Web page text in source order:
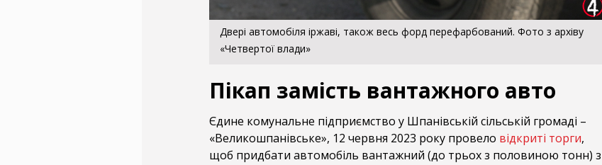
Двері автомобіля іржаві, також весь форд перефарбований. Фото з архіву
«Четвертої влади»
Пікап замість вантажного авто
Єдине комунальне підприємство у Шпанівській сільській громаді –
«Великошпанівське», 12 червня 2023 року провело відкриті торги,
щоб придбати автомобіль вантажний (до трьох з половиною тонн) з